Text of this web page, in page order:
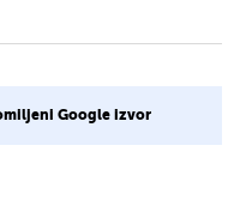
Google izvor